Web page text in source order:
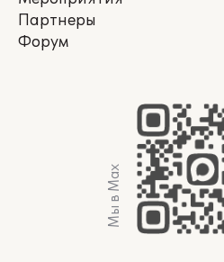
Партнеры
Форум
Мы в Max